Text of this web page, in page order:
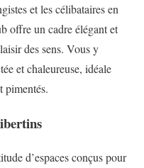
et les célibataires en
offre un cadre élégant et
des sens. Vous y
et chaleureuse, idéale
pimentés.
d’espaces conçus pour